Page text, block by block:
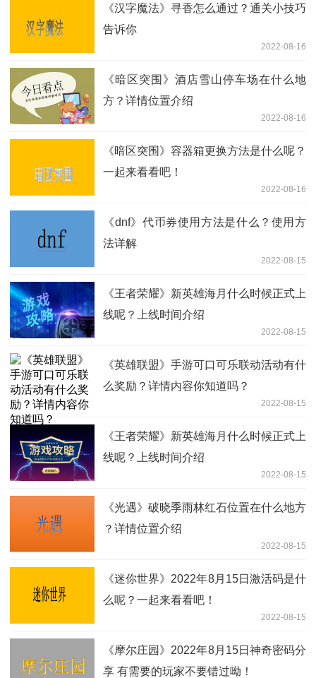
《汉字魔法》寻香怎么通过？通关小技巧
告诉你
2022-08-16
《暗区突围》酒店雪山停车场在什么地
方？详情位置介绍
2022-08-16
《暗区突围》容器箱更换方法是什么呢？
一起来看看吧！
2022-08-16
《dnf》代币券使用方法是什么？使用方
法详解
2022-08-15
《王者荣耀》新英雄海月什么时候正式上
线呢？上线时间介绍
2022-08-15
《英雄联盟》手游可口可乐联动活动有什
么奖励？详情内容你知道吗？
2022-08-15
《王者荣耀》新英雄海月什么时候正式上
线呢？上线时间介绍
2022-08-15
《光遇》破晓季雨林红石位置在什么地方
？详情位置介绍
2022-08-15
《迷你世界》2022年8月15日激活码是什
么呢？一起来看看吧！
2022-08-15
《摩尔庄园》2022年8月15日神奇密码分
享 有需要的玩家不要错过呦！